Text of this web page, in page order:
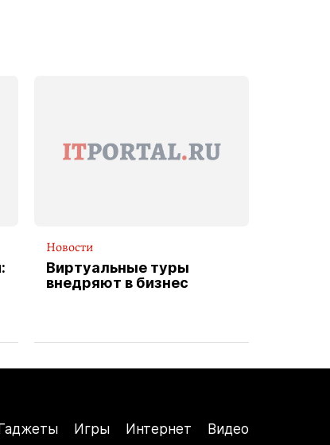
Новости
Виртуальные туры
внедряют в бизнес
Гаджеты Игры Интернет Видео